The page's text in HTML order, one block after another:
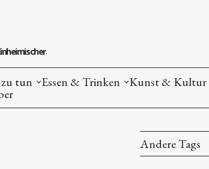
tun Essen & Trinken Kunst & Kultur
Andere Tags